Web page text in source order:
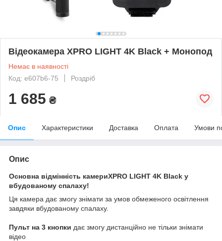
Відеокамера XPRO LIGHT 4K Black + Монопод
Немає в наявності
Код: e607b6-75
Роздріб
1 685 ₴
Опис Характеристики Доставка Оплата Умови
Опис
Основна відмінність камериXPRO LIGHT 4K Black у
вбудованому спалаху!
Ця камера дає змогу знімати за умов обмеженого освітлення
завдяки вбудованому спалаху.
Пульт на 3 кнопки дає змогу дистанційно не тільки знімати
відео